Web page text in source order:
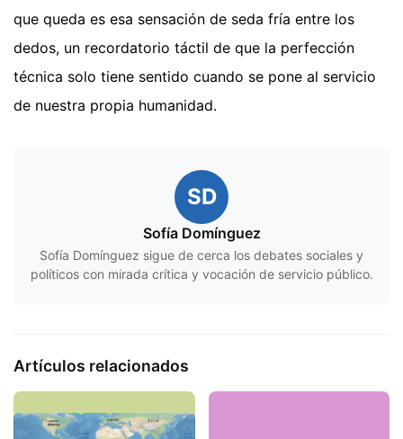
que queda es esa sensación de seda fría entre los
dedos, un recordatorio táctil de que la perfección
técnica solo tiene sentido cuando se pone al servicio
de nuestra propia humanidad.
SD
Sofía Domínguez
Sofía Domínguez sigue de cerca los debates sociales y
políticos con mirada crítica y vocación de servicio público.
Artículos relacionados